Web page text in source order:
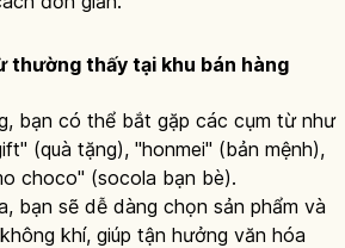
thường thấy tại khu bán hàng
bạn có thể bắt gặp các cụm từ như
(quà tặng), "honmei" (bản mệnh),
choco" (socola bạn bè).
bạn sẽ dễ dàng chọn sản phẩm và
khí, giúp tận hưởng văn hóa